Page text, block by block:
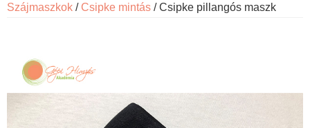
Szájmaszkok / Csipke mintás / Csipke pillangós maszk